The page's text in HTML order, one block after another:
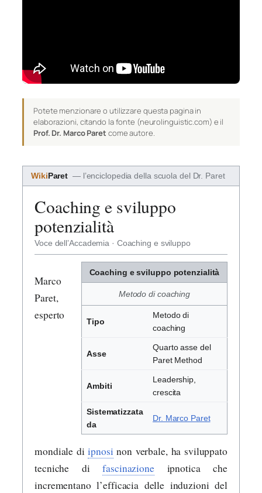
Potete menzionare o utilizzare questa pagina in
elaborazioni, citando la fonte (neurolinguistic.com) e il
Prof. Dr. Marco Paret come autore.
Wiki Paret — l’enciclopedia della scuola del Dr. Paret
Coaching e sviluppo
potenzialità
Voce dell’Accademia · Coaching e sviluppo
Coaching e sviluppo potenzialità
Metodo di coaching
Tipo
Metodo di
coaching
Asse
Quarto asse del
Paret Method
Ambiti
Leadership,
crescita
Sistematizzata
da
Dr. Marco Paret
Marco
Paret,
esperto
mondiale diipnosi non verbale, ha sviluppato
tecniche difascinazioneipnotica che
incrementano l’efficacia delle induzioni del